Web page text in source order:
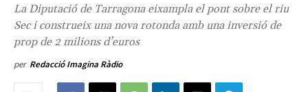
La Diputació de Tarragona eixampla el pont sobre el riu
Sec i construeix una nova rotonda amb una inversió de
prop de 2 milions d’euros
per Redacció Imagina Ràdio